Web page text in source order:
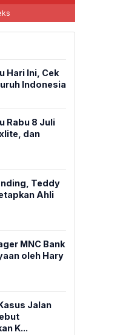
Hari Ini, Cek
Indonesia
Rabu 8 Juli
dan
Teddy
Ahli
MNC Bank
oleh Hary
Jalan
K...